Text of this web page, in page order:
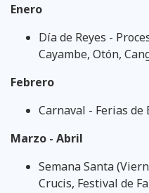
Enero
Día de Reyes -
Cayambe, Otón,
Febrero
Carnaval - Ferias de
Marzo - Abril
Semana Santa
Crucis, Festival de